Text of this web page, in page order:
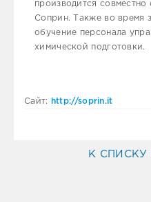
производится
Соприн. Также во время
обучение персонала
химической подготовки.
Сайт: http://soprin.it
К СПИСКУ